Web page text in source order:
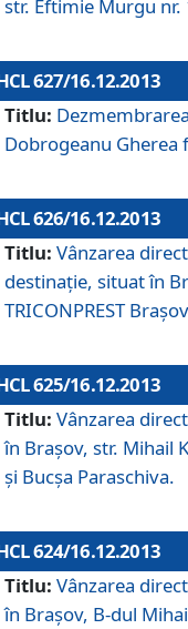
str. Eftimie Murgu nr.
627/16.12.2013
Titlu:
Dobrogeanu Gherea
626/16.12.2013
Titlu: Vânzarea
destinaţie, situat în
TRICONPREST
625/16.12.2013
Titlu: Vânzarea
în Braşov, str. Mihail
şi Bucşa Paraschiva.
624/16.12.2013
Titlu: Vânzarea
în Braşov, B-dul